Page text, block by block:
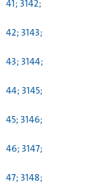
41; 3142;
42; 3143;
43; 3144;
44; 3145;
45; 3146;
46; 3147;
47; 3148;